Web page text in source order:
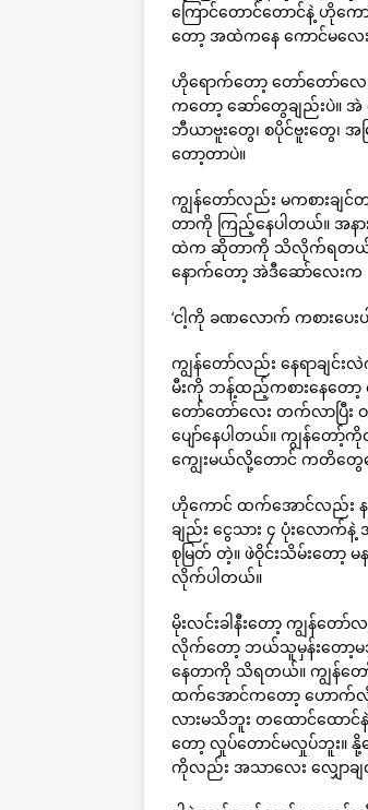
ကြောင်တောင်တောင်နဲ့ ဟို
တော့ အထဲကနေ ကောင်မလေ
ဟိုရောက်တော့ တော်တော်လေ
ကတော့ ဆော်တွေချည်းပဲ။ အဲ
ဘီယာဗူးတွေ၊ စပိုင်ဗူးတွေ၊
တော့တာပဲ။
ကျွန်တော်လည်း မကစားချ
တာကို ကြည့်နေပါတယ်။ အန
ထဲက ဆိုတာကို သိလိုက်ရတယ်။ က
နောက်တော့ အဲဒီဆော်လေးက
‘ငါ့ကို ခဏလောက် ကစားပေး
ကျွန်တော်လည်း နေရာချင်
မီးကို ဘန့်ထည့်ကစားနေတေ
တော်တော်လေး တက်လာပြီး
ပျော်နေပါတယ်။ ကျွန်တော့်
ကျွေးမယ်လို့တောင် ကတိတွေ
ဟိုကောင် ထက်အောင်လည်း န
ချည်း ငွေသား ၄ ပုံးလော
စုမြတ် တဲ့။ ဖဲဝိုင်းသိမ်းတော့
လိုက်ပါတယ်။
မိုးလင်းခါနီးတော့ ကျွန်တ
လိုက်တော့ ဘယ်သူမှန်းတော့မသိ
နေတာကို သိရတယ်။ ကျွန်တေ
ထက်အောင်ကတော့ ဟောက်လို
လားမသိဘူး တထောင်ထောင်
တော့ လှုပ်တောင်မလှုပ်ဘူး။ နို့
ကိုလည်း အသာလေး လျှောချ